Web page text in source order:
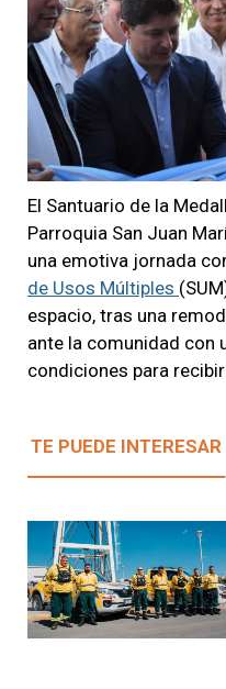
El Santuario de la
Parroquia San Juan
una emotiva jornada
de Usos Múltiples
espacio, tras una
ante la comunidad con
condiciones para
TE PUEDE INTERESAR